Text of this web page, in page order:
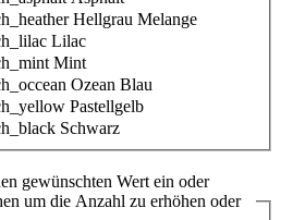
Hellgrau Melange
Lilac
Mint
Ozean Blau
Pastellgelb
Schwarz
gewünschten Wert ein oder
um die Anzahl zu erhöhen oder